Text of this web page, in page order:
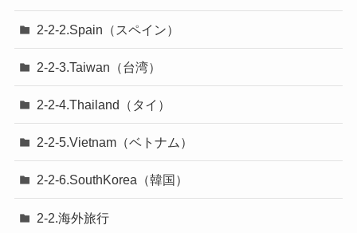
2-2-2.Spain（スペイン）
2-2-3.Taiwan（台湾）
2-2-4.Thailand（タイ）
2-2-5.Vietnam（ベトナム）
2-2-6.SouthKorea（韓国）
2-2.海外旅行